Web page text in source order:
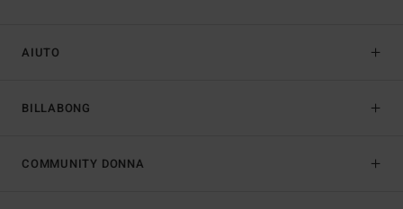
AIUTO
BILLABONG
COMMUNITY DONNA